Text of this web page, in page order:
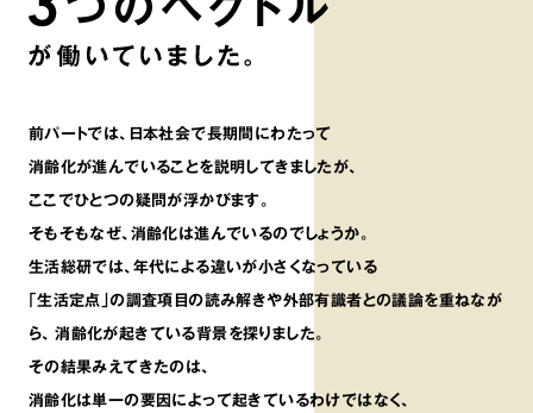
前パートでは､日本社会で長期間にわたって
消齢化が進んでいることを説明してきましたが､
ここでひとつの疑問が浮かびます。
そもそもなぜ､消齢化は進んでいるのでしょうか。
生活総研では､年代による違いが小さくなっている
｢生活定点｣の調査項目の読み解きや外部有識者との議論を重ねなが
ら､ 消齢化が起きている背景を探りました。
その結果みえてきたのは､
消齢化は単一の要因によって起きているわけではなく､